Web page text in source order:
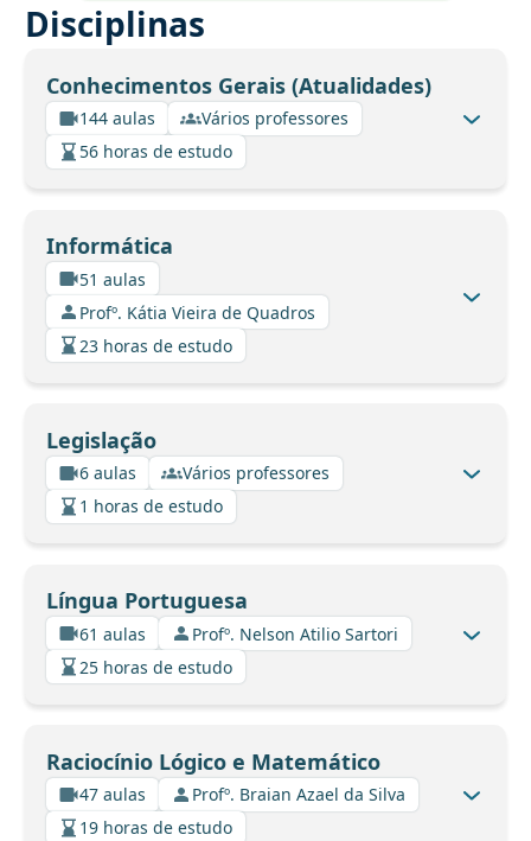
Disciplinas
Conhecimentos Gerais (Atualidades)
144 aulas
Vários professores
56 horas de estudo
Informática
51 aulas
Profº. Kátia Vieira de Quadros
23 horas de estudo
Legislação
6 aulas
Vários professores
1 horas de estudo
Língua Portuguesa
61 aulas
Profº. Nelson Atilio Sartori
25 horas de estudo
Raciocínio Lógico e Matemático
47 aulas
Profº. Braian Azael da Silva
19 horas de estudo